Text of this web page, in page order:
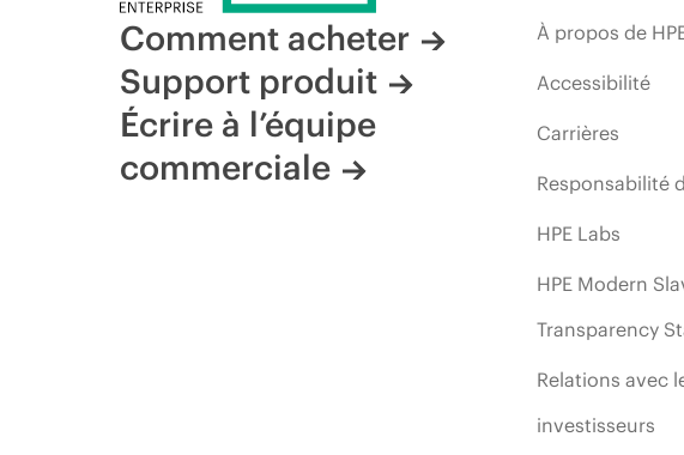
Comment acheter
Support produit
Écrire à l’équipe
commerciale
À propos de
Accessibilité
Carrières
Responsabilité
HPE Labs
HPE Modern
Transparency
Relations avec
investisseurs